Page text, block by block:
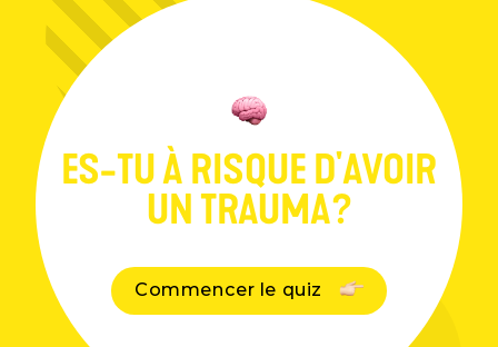
Événements
ES-TU À RISQUE D'AVOIR
UN TRAUMA?
Commencer le quiz